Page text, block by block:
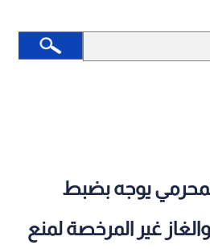
يوجه بضبط
غير المرخصة لمنع